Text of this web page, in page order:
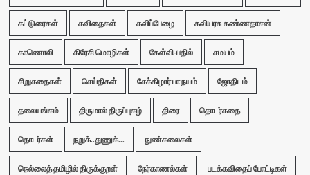
கட்டுரைகள் கவிதைகள் கவிப்பேழை கவியரசு கண்ணதாசன்
காணொலி கிரேசி மொழிகள் கேள்வி-பதில் சமயம்
சிறுகதைகள் செய்திகள் சேக்கிழார் பா நயம் ஜோதிடம்
தலையங்கம் திருமால் திருப்புகழ் திரை தொடர்கதை
தொடர்கள் நறுக்..துணுக்... நுண்கலைகள்
நெல்லைத் தமிழில் திருக்குறள் நேர்காணல்கள் படக்கவிதைப் போட்டிகள்